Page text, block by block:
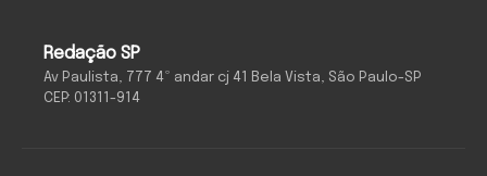
Redação SP
Av Paulista, 777 4º andar cj 41 Bela Vista, São Paulo-SP
CEP: 01311-914